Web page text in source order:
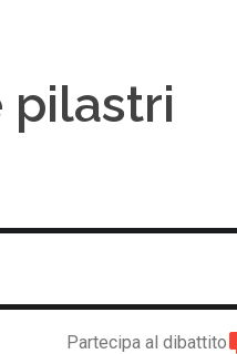
pilastri
Partecipa al dibattito